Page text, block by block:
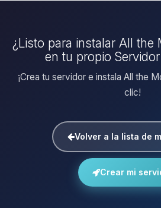
¿Listo para instalar All the
en tu propio
¡Crea tu servidor e instala All the
clic!
Volver a la lista de
Crear mi